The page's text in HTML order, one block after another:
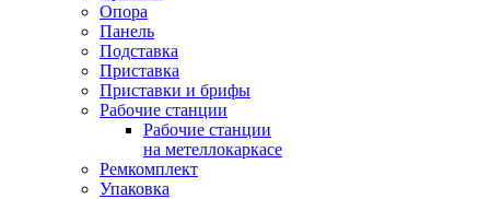
Опора
Панель
Подставка
Приставка
Приставки и брифы
Рабочие станции
Рабочие станции
на метеллокаркасе
Ремкомплект
Упаковка